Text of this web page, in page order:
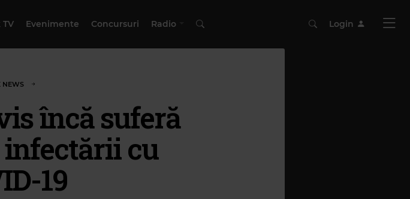
TV Evenimente Concursuri Radio Login
NEWS
încă suferă
infectării cu
19